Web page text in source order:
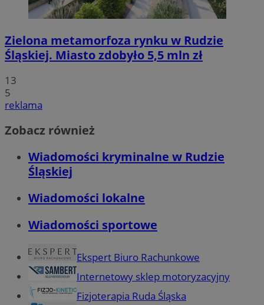
Zielona metamorfoza rynku w Rudzie
Śląskiej. Miasto zdobyło 5,5 mln zł
13
5
reklama
Zobacz również
Wiadomości kryminalne w Rudzie
Śląskiej
Wiadomości lokalne
Wiadomości sportowe
Ekspert Biuro Rachunkowe
Internetowy sklep motoryzacyjny
Fizjoterapia Ruda Śląska